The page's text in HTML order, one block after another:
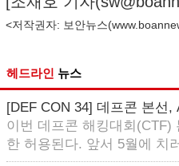
<저작권자: 보안뉴스(
헤드라인 뉴스
[DEF CON 34] 데프콘 본선,
이번 데프콘 해킹대회(CTF)
한 허용된다. 앞서 5월에 치